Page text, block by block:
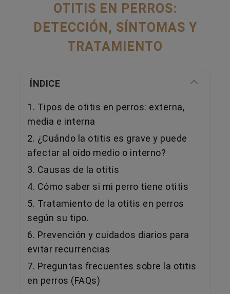
OTITIS EN PERROS:
DETECCIÓN, SÍNTOMAS Y
TRATAMIENTO
ÍNDICE
1. Tipos de otitis en perros: externa,
media e interna
2. ¿Cuándo la otitis es grave y puede
afectar al oído medio o interno?
3. Causas de la otitis
4. Cómo saber si mi perro tiene otitis
5. Tratamiento de la otitis en perros
según su tipo.
6. Prevención y cuidados diarios para
evitar recurrencias
7. Preguntas frecuentes sobre la otitis
en perros (FAQs)